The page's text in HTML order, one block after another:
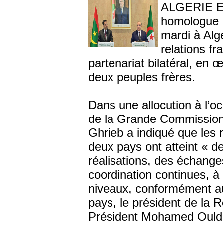
ALGERIE
mardi à
relations
partenariat bilatéral, en
deux peuples frères.
Dans une allocution à
de la Grande
Ghrieb a indiqué que les
deux pays ont atteint «
réalisations, des
coordination continues,
niveaux, conformément
pays, le président de la
Président Mohamed